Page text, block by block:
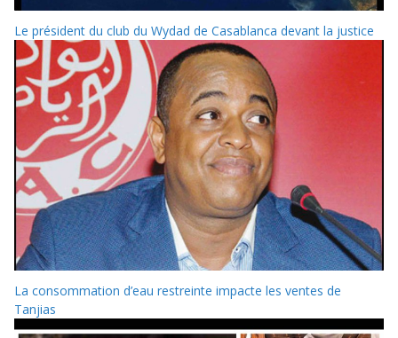
Le président du club du Wydad de Casablanca devant la justice
La consommation d’eau restreinte impacte les ventes de
Tanjias